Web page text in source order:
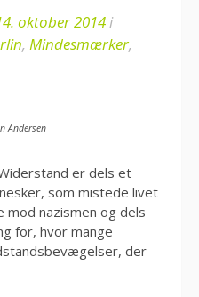
oktober 2014i
, Mindesmærker,
Andersen
er dels et
som mistede livet
nazismen og dels
for, hvor mange
der